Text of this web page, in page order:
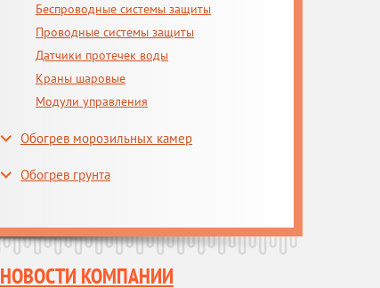
Беспроводные системы защиты
Проводные системы защиты
Датчики протечек воды
Краны шаровые
Модули управления
Обогрев морозильных камер
Обогрев грунта
НОВОСТИ КОМПАНИИ